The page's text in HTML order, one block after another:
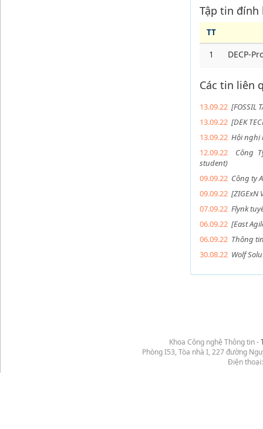
Tập tin đính
TT
1 DECP-
Các tin liên
13.09.22 [FOSSIL
13.09.22 [DEK
13.09.22 Hội nghị
12.09.22
Công
student)
09.09.22 Công ty
09.09.22 [ZIGExN
07.09.22 Flynk
06.09.22 [East
06.09.22 Thông
30.08.22 Wolf
Khoa Công nghệ Thông tin -
Phòng I53, Tòa nhà I, 227 đường
Điện